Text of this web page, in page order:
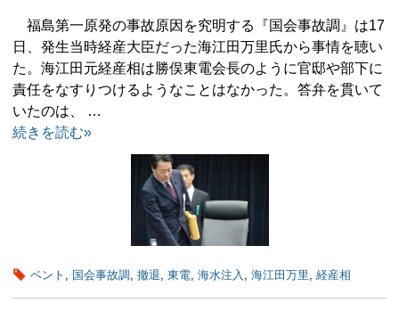
福島第一原発の事故原因を究明する『国会事故調』は17
日、発生当時経産大臣だった海江田万里氏から事情を聴い
た。海江田元経産相は勝俣東電会長のように官邸や部下に
責任をなすりつけるようなことはなかった。答弁を貫いて
いたのは、 …
続きを読む»
ベント , 国会事故調, 撤退, 東電, 海水注入 , 海江田万里, 経産相